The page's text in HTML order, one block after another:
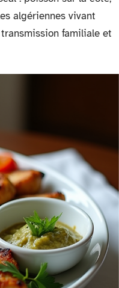
algériennes vivant
familiale et